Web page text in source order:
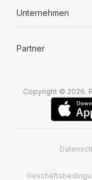
Unternehmen
Partner
Copyright © 2026.